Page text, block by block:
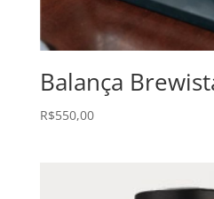
Balança
R$550,00